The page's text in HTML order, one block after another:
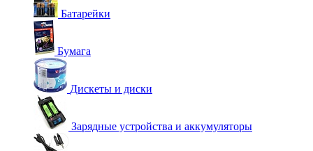
Батарейки
Бумага
Дискеты и диски
Зарядные устройства и аккумуляторы